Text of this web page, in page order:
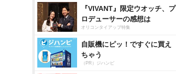
『VIVANT』限定ウオッチ、プ
ロデューサーの感想は
オリコンタイアップ特集
自販機にピッ！ですぐに買え
ちゃう
（PR）ジハンピ